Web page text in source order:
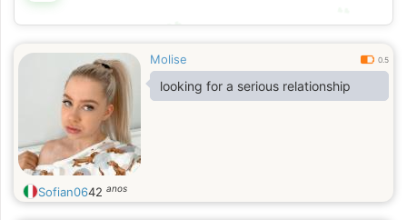
💕
Molise 0.5
looking for a serious relationship
Sofian0642 anos